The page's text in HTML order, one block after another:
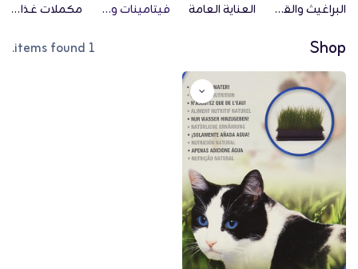
البراغيث والقراد العناية العامة فيتامينات ومكملات مكملات غذائية
Shop
1 items found.